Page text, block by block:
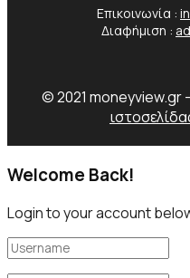
Επικοινωνία :
Διαφήμιση :
© 2021 moneyview.gr -
Welcome Back!
Login to your account